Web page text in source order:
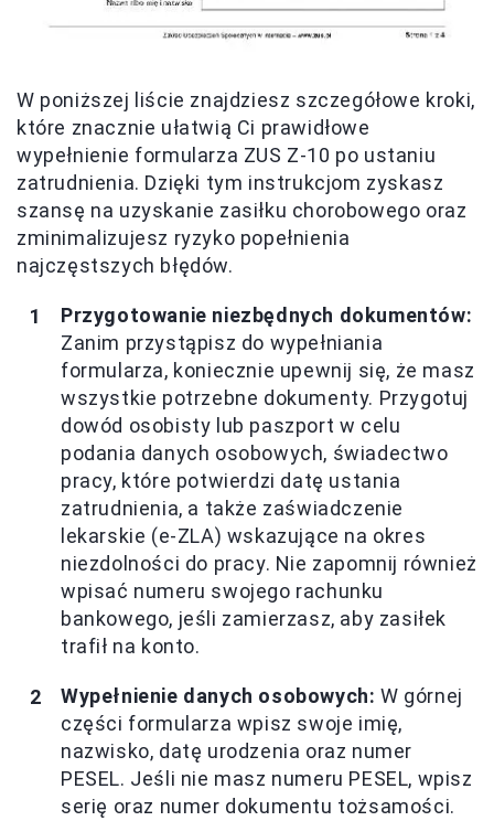
W poniższej liście znajdziesz szczegółowe kroki,
które znacznie ułatwią Ci prawidłowe
wypełnienie formularza ZUS Z-10 po ustaniu
zatrudnienia. Dzięki tym instrukcjom zyskasz
szansę na uzyskanie zasiłku chorobowego oraz
zminimalizujesz ryzyko popełnienia
najczęstszych błędów.
Przygotowanie niezbędnych dokumentów:
Zanim przystąpisz do wypełniania
formularza, koniecznie upewnij się, że masz
wszystkie potrzebne dokumenty. Przygotuj
dowód osobisty lub paszport w celu
podania danych osobowych, świadectwo
pracy, które potwierdzi datę ustania
zatrudnienia, a także zaświadczenie
lekarskie (e-ZLA) wskazujące na okres
niezdolności do pracy. Nie zapomnij również
wpisać numeru swojego rachunku
bankowego, jeśli zamierzasz, aby zasiłek
trafił na konto.
Wypełnienie danych osobowych: W górnej
części formularza wpisz swoje imię,
nazwisko, datę urodzenia oraz numer
PESEL. Jeśli nie masz numeru PESEL, wpisz
serię oraz numer dokumentu tożsamości.